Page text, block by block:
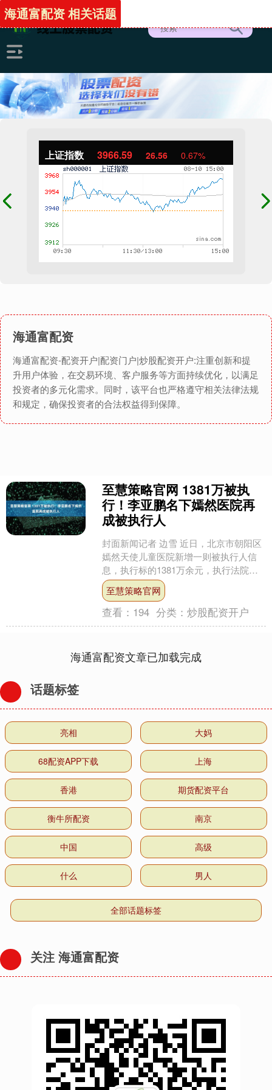
上证指数 3966.59 26.56 0.67%
海通富配资
海通富配资-配资开户|配资门户|炒股配资开户:注重创新和提
升用户体验，在交易环境、客户服务等方面持续优化，以满足
投资者的多元化需求。同时，该平台也严格遵守相关法律法规
和规定，确保投资者的合法权益得到保障。
海通富配资 相关话题
至慧策略官网 1381万被执
行！李亚鹏名下嫣然医院再
成被执行人
封面新闻记者 边雪 近日，北京市朝阳区
嫣然天使儿童医院新增一则被执行人信
息，执行标的1381万余元，执行法院为
北京市朝阳区人民法院。 北京市朝阳区
嫣然天使儿童医....
至慧策略官网
查看： 194 分类：炒股配资开户
海通富配资文章已加载完成
话题标签
亮相 大妈
68配资APP下载 上海
香港 期货配资平台
衡牛所配资 南京
中国 高级
什么 男人
全部话题标签
关注 海通富配资